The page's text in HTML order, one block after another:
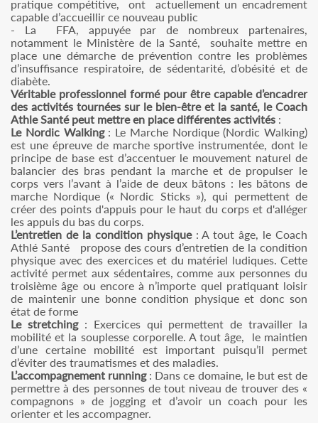
pratique compétitive, ont actuellement un encadrement
capable d’accueillir ce nouveau public
- La FFA, appuyée par de nombreux partenaires,
notamment le Ministère de la Santé, souhaite mettre en
place une démarche de prévention contre les problèmes
d’insuffisance respiratoire, de sédentarité, d’obésité et de
diabète.
Véritable professionnel formé pour être capable d’encadrer
des activités tournées sur le bien-être et la santé, le Coach
Athle Santé peut mettre en place différentes activités :
Le Nordic Walking: Le Marche Nordique (Nordic Walking)
est une épreuve de marche sportive instrumentée, dont le
principe de base est d’accentuer le mouvement naturel de
balancier des bras pendant la marche et de propulser le
corps vers l’avant à l’aide de deux bâtons : les bâtons de
marche Nordique (« Nordic Sticks »), qui permettent de
créer des points d'appuis pour le haut du corps et d'alléger
les appuis du bas du corps.
L’entretien de la condition physique: A tout âge, le Coach
Athlé Santé propose des cours d’entretien de la condition
physique avec des exercices et du matériel ludiques. Cette
activité permet aux sédentaires, comme aux personnes du
troisième âge ou encore à n’importe quel pratiquant loisir
de maintenir une bonne condition physique et donc son
état de forme
Le stretching: Exercices qui permettent de travailler la
mobilité et la souplesse corporelle. A tout âge, le maintien
d’une certaine mobilité est important puisqu’il permet
d’éviter des traumatismes et des maladies.
L’accompagnement running: Dans ce domaine, le but est de
permettre à des personnes de tout niveau de trouver des «
compagnons » de jogging et d’avoir un coach pour les
orienter et les accompagner.